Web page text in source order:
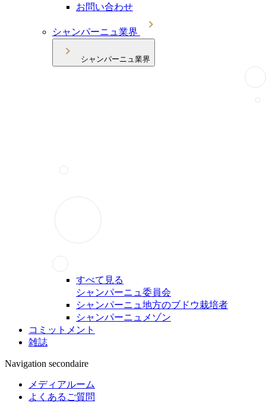
お問い合わせ
シャンパーニュ業界
シャンパーニュ業界
すべて見る
シャンパーニュ委員会
シャンパーニュ地方のブドウ栽培者
シャンパーニュメゾン
コミットメント
雑誌
Navigation secondaire
メディアルーム
よくあるご質問